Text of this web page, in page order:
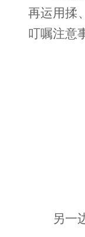
再运用揉
叮嘱注意
另一